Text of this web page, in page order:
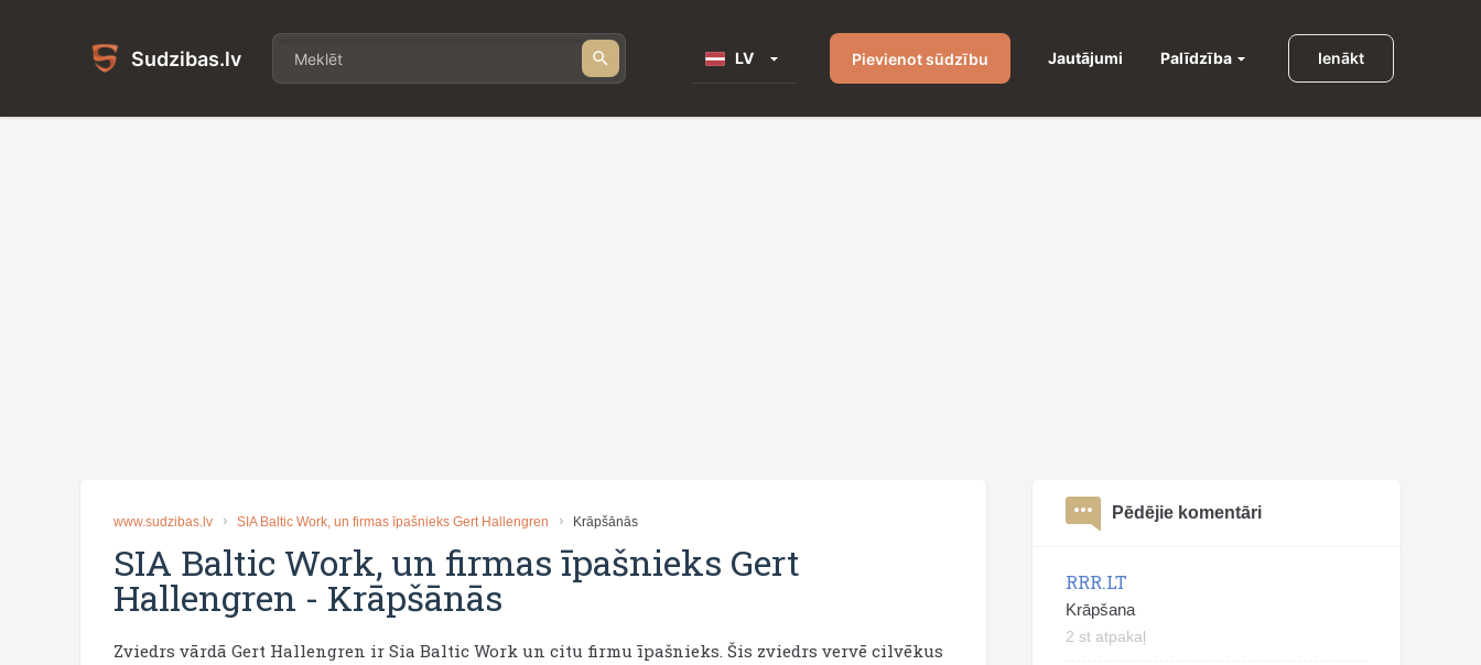
Sudzibas.lv LV Pievienot sūdzību Jautājumi Palīdzība Ienākt
www.sudzibas.lv SIA Baltic Work, un firmas īpašnieks Gert Hallengren Krāpšānās
SIA Baltic Work, un firmas īpašnieks Gert
Hallengren - Krāpšānās
Zviedrs vārdā Gert Hallengren ir Sia Baltic Work un citu firmu īpašnieks. Šis zviedrs vervē cilvēkus
Pēdējie komentāri
RRR.LT
Krāpšana
2 st atpakaļ